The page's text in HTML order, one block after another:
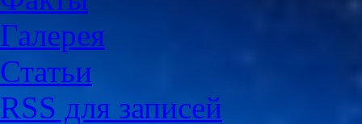
Галерея
Статьи
RSS для записей